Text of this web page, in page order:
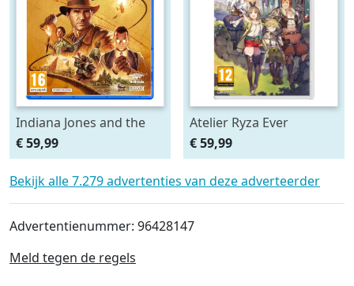
Indiana Jones and the
Great Circle
€ 59,99
Atelier Ryza Ever
Darkness & the Secret
Hideout
€ 59,99
Bekijk alle 7.279 advertenties van deze adverteerder
Advertentienummer: 96428147
Meld tegen de regels